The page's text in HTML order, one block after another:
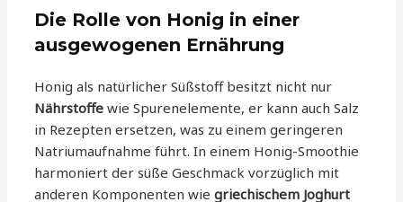
Die Rolle von Honig in einer
ausgewogenen Ernährung
Honig als natürlicher Süßstoff besitzt nicht nur
Nährstoffe wie Spurenelemente, er kann auch Salz
in Rezepten ersetzen, was zu einem geringeren
Natriumaufnahme führt. In einem Honig-Smoothie
harmoniert der süße Geschmack vorzüglich mit
anderen Komponenten wiegriechischem Joghurt